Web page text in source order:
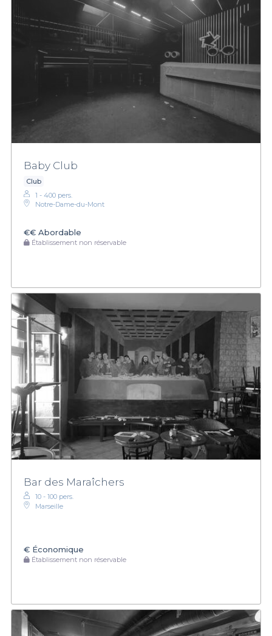
Baby Club
Club
1 - 400 pers.
Notre-Dame-du-Mont
€€ Abordable
Établissement non réservable
Bar des Maraîchers
10 - 100 pers.
Marseille
€ Économique
Établissement non réservable